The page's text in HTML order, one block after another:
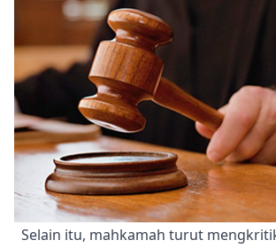
Selain itu, mahkamah turut